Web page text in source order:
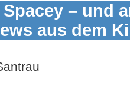
– und
aus dem